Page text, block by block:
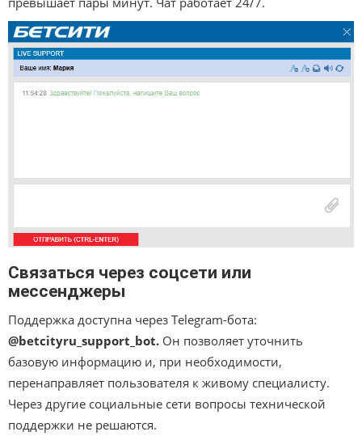
Связаться через соцсети или
мессенджеры
Поддержка доступна через Telegram-бота:
@betcityru_support_bot. Он позволяет уточнить
базовую информацию и, при необходимости,
перенаправляет пользователя к живому специалисту.
Через другие социальные сети вопросы технической
поддержки не решаются.